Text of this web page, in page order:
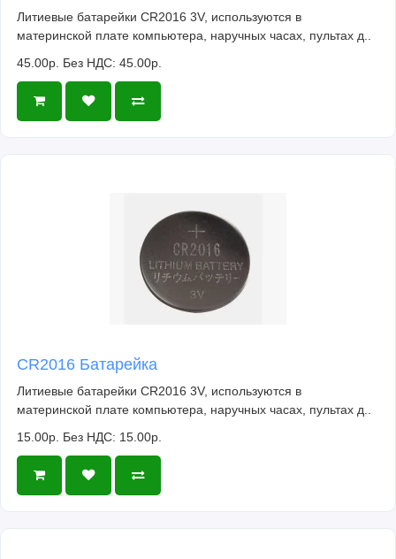
Литиевые батарейки CR2016 3V, используются в
материнской плате компьютера, наручных часах, пультах д..
45.00р. Без НДС: 45.00р.
CR2016 Батарейка
Литиевые батарейки CR2016 3V, используются в
материнской плате компьютера, наручных часах, пультах д..
15.00р. Без НДС: 15.00р.